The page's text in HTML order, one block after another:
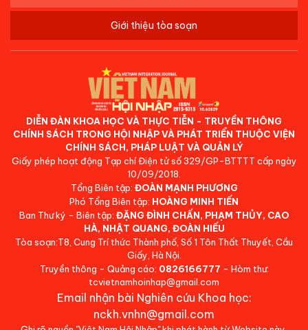
Giới thiệu tòa soạn
DIỄN ĐÀN KHOA HỌC VÀ THỰC TIỄN - TRUYỀN THÔNG
CHÍNH SÁCH TRONG HỘI NHẬP VÀ PHÁT TRIỂN THUỘC VIỆN
CHÍNH SÁCH, PHÁP LUẬT VÀ QUẢN LÝ
Giấy phép hoạt động Tạp chí Điện tử số 329/GP-BTTTT cấp ngày
10/09/2018.
Tổng Biên tập: ĐOÀN MẠNH PHƯƠNG
Phó Tổng Biên tập: HOÀNG MINH TIẾN
Ban Thư ký - Biên tập: ĐẶNG ĐÌNH CHẤN, PHẠM THỦY, CAO
HÀ, NHẬT QUANG, ĐOÀN HIẾU
Tòa soạn:T8, Cung Trí thức Thành phố, Số 1 Tôn Thất Thuyết, Cầu
Giấy, Hà Nội.
Truyền thông - Quảng cáo: 0826166777 - Hòm thư:
tcvietnamhoinhap@gmail.com
Email nhận bài Nghiên cứu Khoa học:
nckh.vnhn@gmail.com